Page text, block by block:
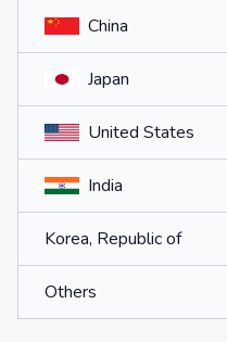
China
Japan
United States
India
Korea, Republic of
Others